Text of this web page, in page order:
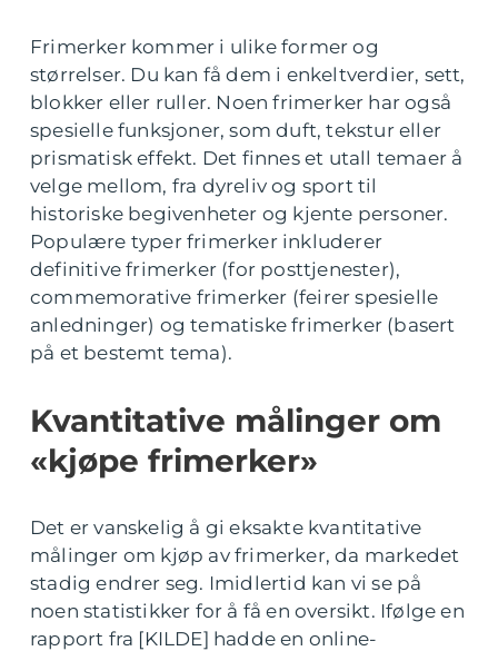
Frimerker kommer i ulike former og
størrelser. Du kan få dem i enkeltverdier, sett,
blokker eller ruller. Noen frimerker har også
spesielle funksjoner, som duft, tekstur eller
prismatisk effekt. Det finnes et utall temaer å
velge mellom, fra dyreliv og sport til
historiske begivenheter og kjente personer.
Populære typer frimerker inkluderer
definitive frimerker (for posttjenester),
commemorative frimerker (feirer spesielle
anledninger) og tematiske frimerker (basert
på et bestemt tema).
Kvantitative målinger om
«kjøpe frimerker»
Det er vanskelig å gi eksakte kvantitative
målinger om kjøp av frimerker, da markedet
stadig endrer seg. Imidlertid kan vi se på
noen statistikker for å få en oversikt. Ifølge en
rapport fra [KILDE] hadde en online-